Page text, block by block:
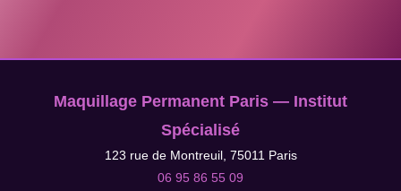
Maquillage Permanent Paris — Institut
Spécialisé
123 rue de Montreuil, 75011 Paris
06 95 86 55 09